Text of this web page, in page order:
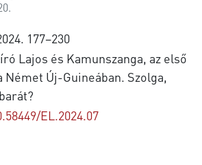
177–230
Lajos és Kamunszanga, az első
Német Új-Guineában. Szolga,
EL.2024.07